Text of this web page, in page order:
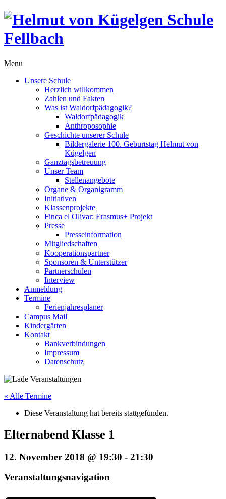
Menu
Unsere Schule
Herzlich willkommen
Zahlen und Fakten
Was ist Waldorfpädagogik?
Waldorfpädagogik
Anthroposophie
Geschichte unserer Schule
Bildergalerie 100. Geburtstag Helmut von
Kügelgen
Ganztagsbetreuung
Unser Team
Stellenangebote
Organe & Organigramm
Initiativen
Klassenprojekte
Finca el Olivar: Erasmus+ Projekt
Presse
Presseinformation
Mitgliedschaften
Kooperationspartner
Sponsoren & Unterstützer
Partnerschulen
Interview
Anmeldung
Termine
Ferienjahresplaner
Campus Mail
Kindergärten
Kontakt
Bankverbindungen
Impressum
Datenschutz
« Alle Termine
Diese Veranstaltung hat bereits stattgefunden.
Elternabend Klasse 1
12. November 2018 @ 19:30 - 21:30
Veranstaltungsnavigation